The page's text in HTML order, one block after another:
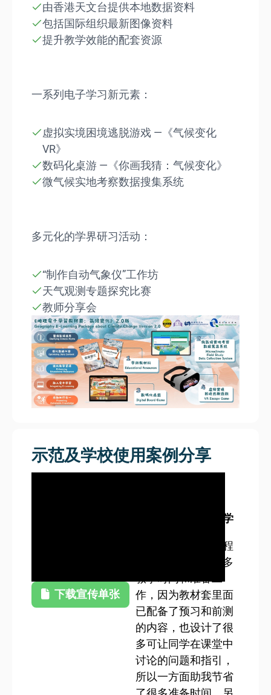
由香港天文台提供本地数据资料
包括国际组织最新图像资料
提升教学效能的配套资源
一系列电子学习新元素：
虚拟实境困境逃脱游戏 —《气候变化
VR》
数码化桌游 —《你画我猜：气候变化》
微气候实地考察数据搜集系统
多元化的学界研习活动：
“制作自动气象仪”工作坊
天气观测专题探究比赛
教师分享会
示范及学校使用案例分享
下载宣传单张
啬色园主办可艺中学
这个教材套试用过程
当中帮我节省了很多
作，因为教材套里面
已配备了预习和前测
的内容，也设计了很
多可让同学在课堂中
讨论的问题和指引，
所以一方面助我节省